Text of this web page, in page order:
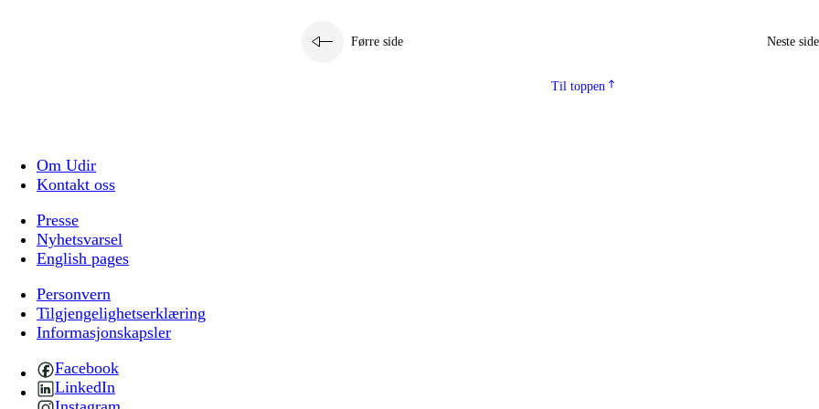
Førre side Neste side
Til toppen
Om Udir
Kontakt oss
Presse
Nyhetsvarsel
English pages
Personvern
Tilgjengelighetserklæring
Informasjonskapsler
Facebook
LinkedIn